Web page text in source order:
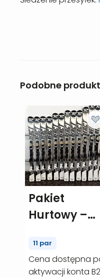
Podobne
Pakiet
Hurtowy –
React rt – 11
szt.
11 par
Cena dostępna
aktywacji konta